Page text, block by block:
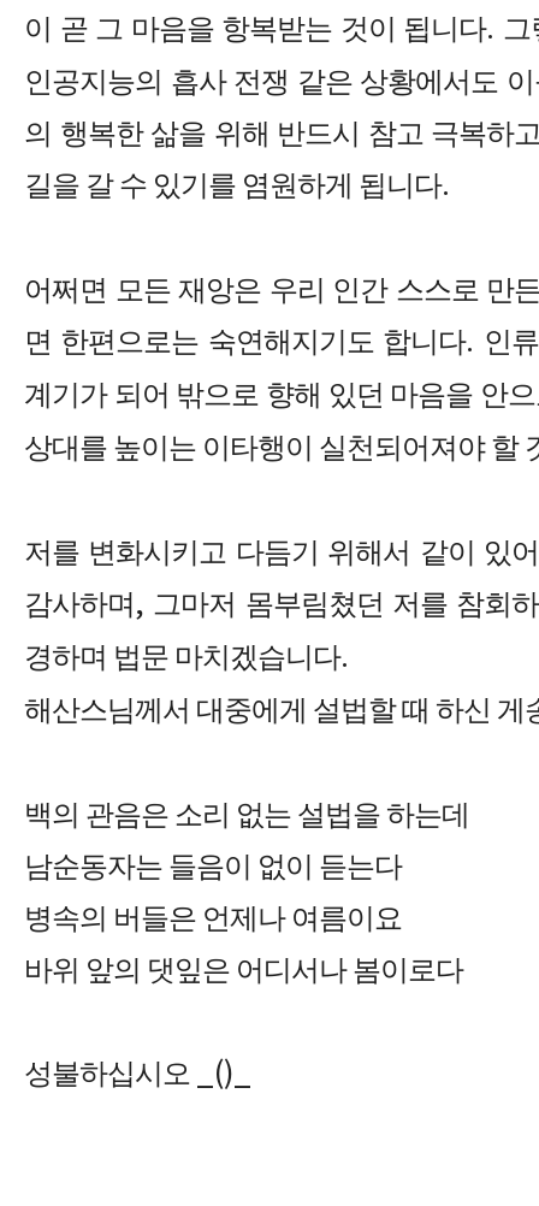
이 곧 그 마음을 항복받는 것이 됩니다. 그
인공지능의 흡사 전쟁 같은 상황에서도
의 행복한 삶을 위해 반드시 참고 극복하
길을 갈 수 있기를 염원하게 됩니다.
어쩌면 모든 재앙은 우리 인간 스스로 만
면 한편으로는 숙연해지기도 합니다. 인
계기가 되어 밖으로 향해 있던 마음을 안
상대를 높이는 이타행이 실천되어져야 할
저를 변화시키고 다듬기 위해서 같이 있
감사하며 , 그마저 몸부림쳤던 저를 참회
경하며 법문 마치겠습니다.
해산스님께서 대중에게 설법할 때 하신 게
백의 관음은 소리 없는 설법을 하는데
남순동자는 들음이 없이 듣는다
병속의 버들은 언제나 여름이요
바위 앞의 댓잎은 어디서나 봄이로다
성불하십시오 _()_